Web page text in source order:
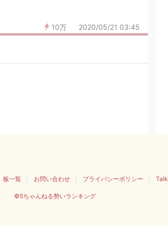
10万 2020/05/21 03:45
板一覧 お問い合わせ プライバシーポリシー
©5ちゃんねる勢いランキング